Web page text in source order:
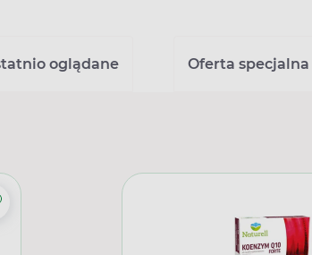
oglądane Oferta specjalna